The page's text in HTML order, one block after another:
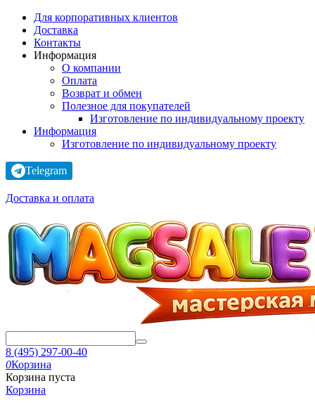
Для корпоративных клиентов
Доставка
Контакты
Информация
О компании
Оплата
Возврат и обмен
Полезное для покупателей
Изготовление по индивидуальному проекту
Информация
Изготовление по индивидуальному проекту
Telegram
Доставка и оплата
8 (495) 297-00-40
0Корзина
Корзина пуста
Корзина